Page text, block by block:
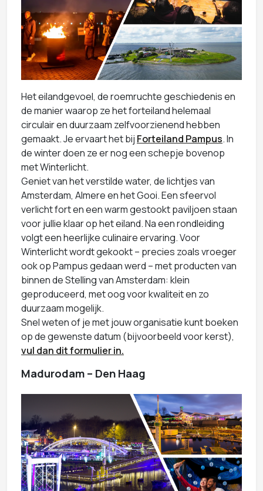
Het eilandgevoel, de roemruchte geschiedenis en
de manier waarop ze het forteiland helemaal
circulair en duurzaam zelfvoorzienend hebben
gemaakt. Je ervaart het bij Forteiland Pampus. In
de winter doen ze er nog een schepje bovenop
met Winterlicht.
Geniet van het verstilde water, de lichtjes van
Amsterdam, Almere en het Gooi. Een sfeervol
verlicht fort en een warm gestookt paviljoen staan
voor jullie klaar op het eiland. Na een rondleiding
volgt een heerlijke culinaire ervaring. Voor
Winterlicht wordt gekookt – precies zoals vroeger
ook op Pampus gedaan werd – met producten van
binnen de Stelling van Amsterdam: klein
geproduceerd, met oog voor kwaliteit en zo
duurzaam mogelijk.
Snel weten of je met jouw organisatie kunt boeken
op de gewenste datum (bijvoorbeeld voor kerst),
vul dan dit formulier in.
Madurodam – Den Haag